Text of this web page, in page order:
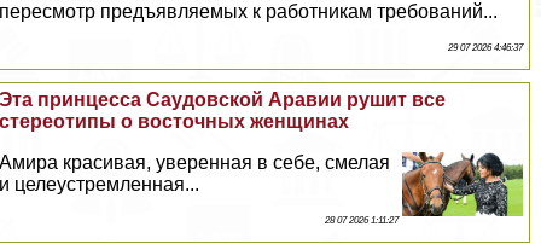
пересмотр предъявляемых к работникам требований...
29 07 2026 4:46:37
Эта принцесса Саудовской Аравии рушит все
стереотипы о восточных женщинах
Амира красивая, уверенная в себе, смелая
и целеустремленная...
28 07 2026 1:11:27